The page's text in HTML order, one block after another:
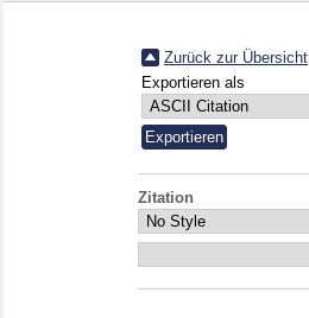
Zurück zur Übersicht
Exportieren als
Zitation